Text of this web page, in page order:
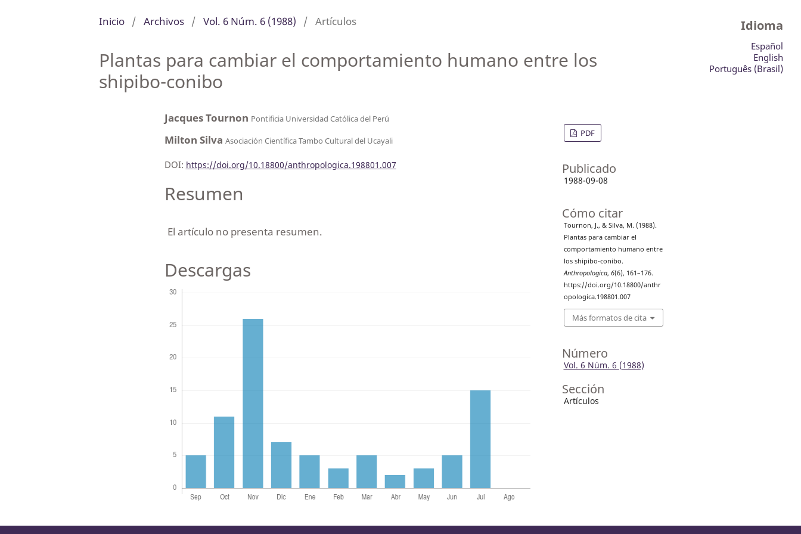
Inicio / Archivos / Vol. 6 Núm. 6 (1988) / Artículos
Plantas para cambiar el comportamiento humano entre los
shipibo-conibo
Jacques Tournon Pontificia Universidad Católica del Perú
Milton Silva Asociación Científica Tambo Cultural del Ucayali
DOI: https://doi.org/10.18800/anthropologica.198801.007
Resumen
El artículo no presenta resumen.
Descargas
PDF
Publicado
1988-09-08
Cómo citar
Tournon, J., & Silva, M. (1988).
Plantas para cambiar el
comportamiento humano entre
los shipibo-conibo.
Anthropologica, 6(6), 161–176.
https://doi.org/10.18800/anthr
opologica.198801.007
Más formatos de cita
Número
Vol. 6 Núm. 6 (1988)
Sección
Artículos
Idioma
Español
English
Português (Brasil)